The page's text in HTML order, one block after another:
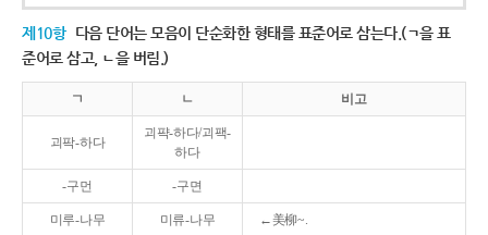
제10항 다음 단어는 모음이 단순화한 형태를 표준어로 삼는다.(ㄱ을 표
준어로 삼고, ㄴ을 버림.)
ㄱ ㄴ 비고
괴팍-하다
괴퍅-하다/괴팩-
하다
-구먼 -구면
미루-나무 미류-나무 ←美柳~.